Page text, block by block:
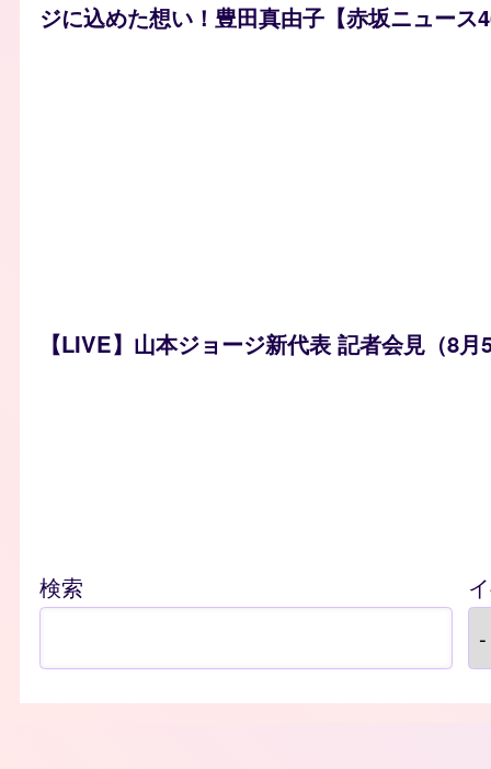
ジに込めた想い！豊田真由子【赤坂ニュース
【LIVE】山本ジョージ新代表 記者会見（8月
検索